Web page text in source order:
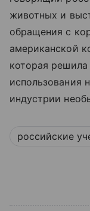
животных и
обращения с
американской
которая
использования
индустрии
российские